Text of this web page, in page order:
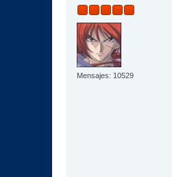
Mensajes: 10529